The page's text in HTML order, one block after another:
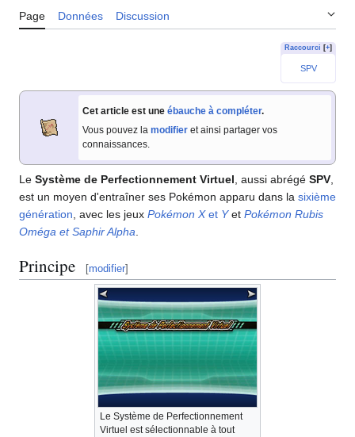
Page Données Discussion
Raccourci [+]
SPV
Cet article est une ébauche à compléter.
Vous pouvez la modifier et ainsi partager vos
connaissances.
Le Système de Perfectionnement Virtuel , aussi abrégé SPV
est un moyen d'entraîner ses Pokémon apparu dans la sixième
génération , avec les jeux Pokémon Xet Yet Pokémon Rubis
Oméga et Saphir Alpha
Principe [modifier]
Le Système de Perfectionnement
Virtuel est sélectionnable à tout